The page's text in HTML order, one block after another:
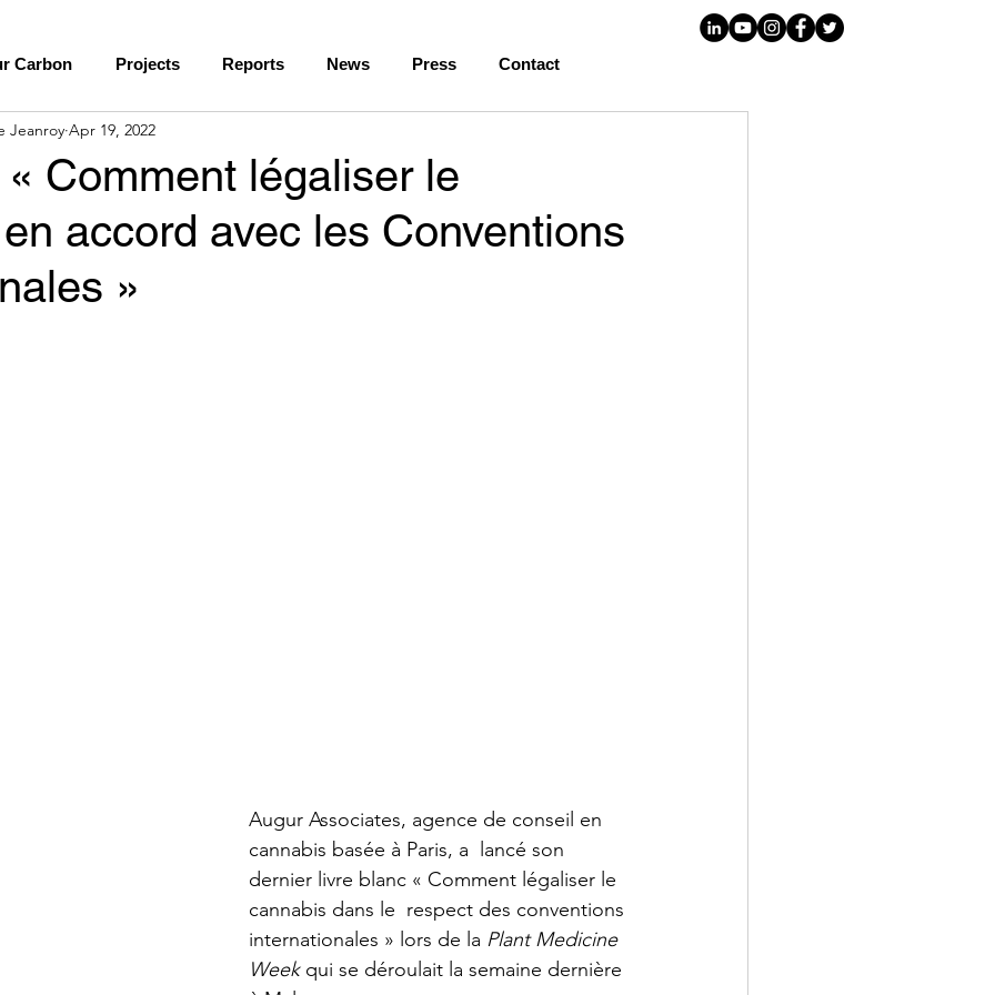
Carbon Projects Reports News Press Contact
Comment légaliser le
accord avec les Conventions
»
Jeanroy Apr 19, 2022
Augur Associates, agence de conseil en
cannabis basée à Paris, a  lancé son
dernier livre blanc « Comment légaliser le
cannabis dans le  respect des conventions
internationales » lors de la Plant Medicine
Week qui se déroulait la semaine dernière